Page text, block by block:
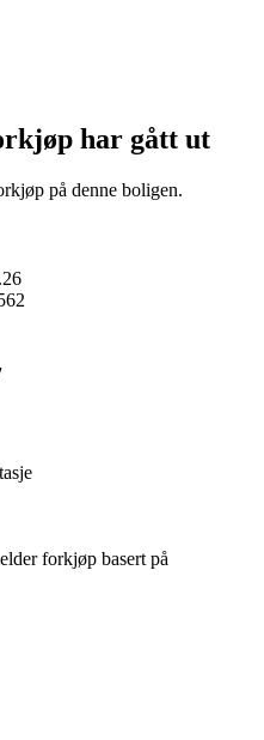
har gått ut
på denne boligen.
forkjøp basert på